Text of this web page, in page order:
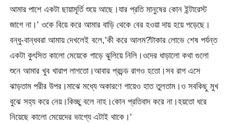
আমার পাশে একটা ছায়ামূর্তি শুয়ে আছে।যার প্রতি মানুষের কোন ইন্টারেস্ট
জাগে না।’ ওকে বিয়ে করে আমার বাড়ি থেকে বের হওয়া দায় হয়ে পড়েছে।
বন্ধু-বান্ধবরা আমায় দেখলেই বলে,’কী করে আলম?টাকার লোভে শেষ পর্যন্ত
একটা কুৎসিত কালো মেয়েকে গাড়ে ঝুলিয়ে নিলি।ওদের ধাড়ালো কথা গুলো
শুনে আমার খুব খারাপ লাগতো।আবার প্রচন্ড রাগও হতো।সব রাগ এসে
ঝাড়তাম পরীর উপর।মাঝে মধ্যে অকারণে গায়েও হাত তুলতাম।ও সবকিছু মুখ
বুঝে সহ্য করে নেয়।কিচ্ছু বলে নাহ।কোন প্রতিবাদ করে না।হয়তো ধরে
নিয়েছে কালো মেয়েদের ভাগ্যে এটাই থাকে।’